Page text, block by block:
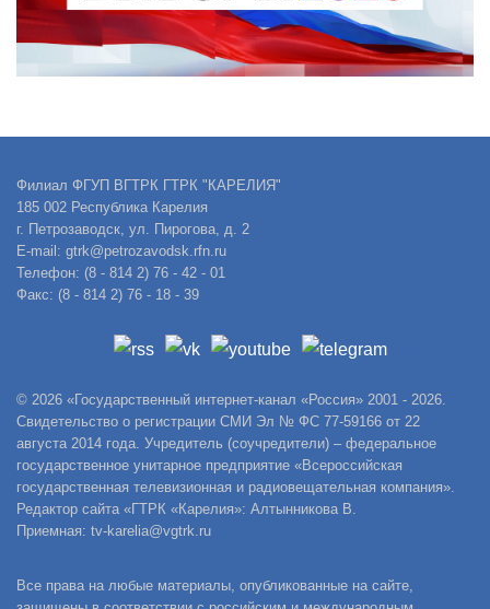
Филиал ФГУП ВГТРК ГТРК "КАРЕЛИЯ"
185 002 Республика Карелия
г. Петрозаводск, ул. Пирогова, д. 2
E-mail: gtrk@petrozavodsk.rfn.ru
Телефон: (8 - 814 2) 76 - 42 - 01
Факс: (8 - 814 2) 76 - 18 - 39
© 2026 «Государственный интернет-канал «Россия» 2001 - 2026.
Свидетельство о регистрации СМИ Эл № ФС 77-59166 от 22
августа 2014 года. Учредитель (соучредители) – федеральное
государственное унитарное предприятие «Всероссийская
государственная телевизионная и радиовещательная компания».
Редактор сайта «ГТРК «Карелия»: Алтынникова В.
Приемная: tv-karelia@vgtrk.ru
Все права на любые материалы, опубликованные на сайте,